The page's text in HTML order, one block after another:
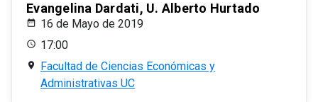
Evangelina Dardati, U. Alberto Hurtado
16 de Mayo de 2019
17:00
Facultad de Ciencias Económicas y
Administrativas UC